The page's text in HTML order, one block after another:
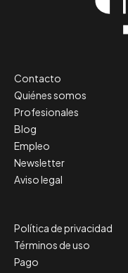
Contacto
Quiénes somos
Profesionales
Blog
Empleo
Newsletter
Aviso legal
Política de privacidad
Términos de uso
Pago